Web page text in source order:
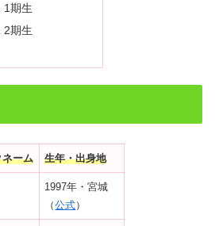
1期生
2期生
ネーム 生年・出身地
1997年・宮城
（公式）